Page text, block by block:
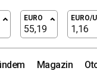
EURO
55,19
EURO/
1,16
Magazin
Başkan